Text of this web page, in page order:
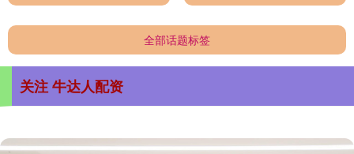
全部话题标签
关注 牛达人配资